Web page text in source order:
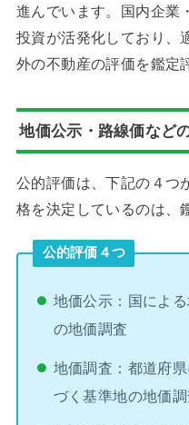
進んでいます。国内企業
投資が活発化しており、
外の不動産の評価を鑑定
地価公示・路線価など
公的評価は、下記の４つ
格を決定しているのは、
公的評価４つ
地価公示：国によ
の地価調査
地価調査：都道府
づく基準地の地価調